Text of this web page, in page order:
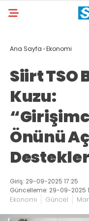
Ana Sayfa ›Ekonomi
Siirt TSO
Kuzu:
Önünü
Giriş: 29-09-2025 17:25
Güncelleme: 29-09-2025
Ekonomi Güncel